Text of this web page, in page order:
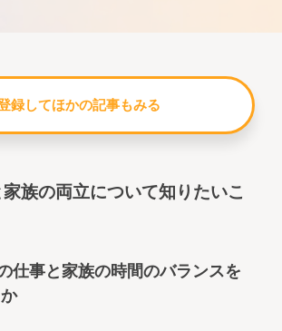
録してほかの記事もみる
族の両立について知りたいこ
仕事と家族の時間のバランスを